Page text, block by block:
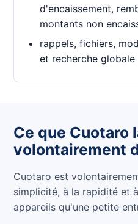
d'encaissement,
montants non
rappels, fichiers,
et recherche globale
Ce que Cuotaro
volontairement
Cuotaro est
simplicité, à la rapidité et
appareils qu'une petite